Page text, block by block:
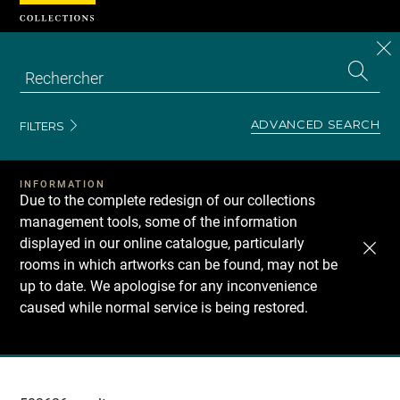
FILTERS ADVANCED SEARCH
INFORMATION
Due to the complete redesign of our collections
management tools, some of the information
displayed in our online catalogue, particularly
rooms in which artworks can be found, may not be
up to date. We apologise for any inconvenience
caused while normal service is being restored.
Recherche
Cookies management panel